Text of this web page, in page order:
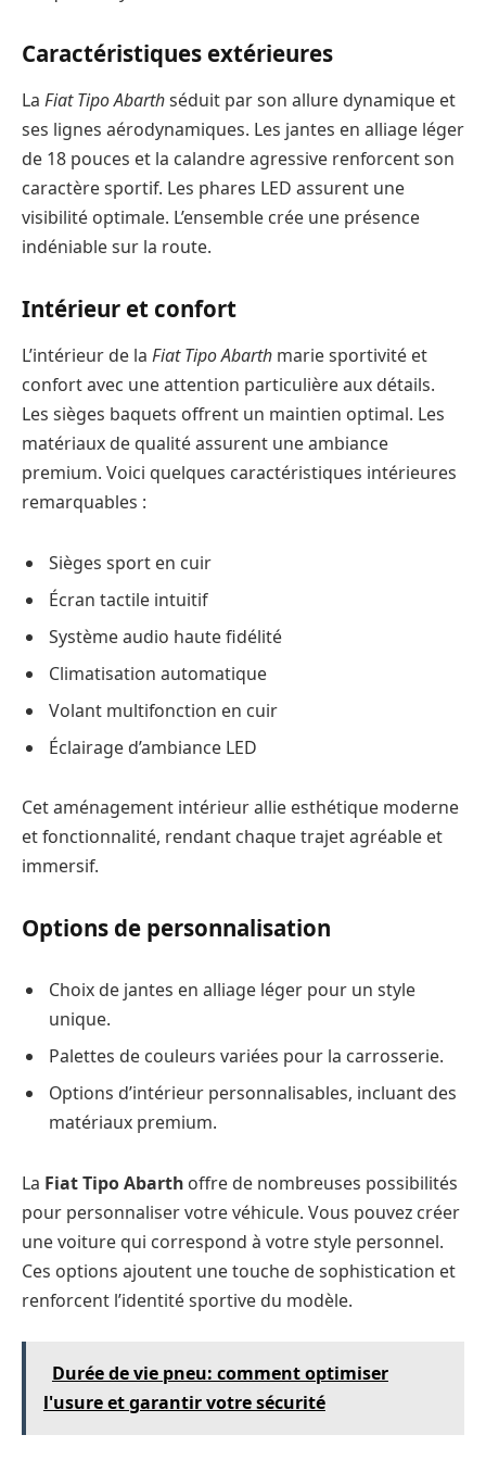
Caractéristiques extérieures
La Fiat Tipo Abarthséduit par son allure dynamique et
ses lignes aérodynamiques. Les jantes en alliage léger
de 18 pouces et la calandre agressive renforcent son
caractère sportif. Les phares LED assurent une
visibilité optimale. L’ensemble crée une présence
indéniable sur la route.
Intérieur et confort
L’intérieur de la Fiat Tipo Abarth marie sportivité et
confort avec une attention particulière aux détails.
Les sièges baquets offrent un maintien optimal. Les
matériaux de qualité assurent une ambiance
premium. Voici quelques caractéristiques intérieures
remarquables :
Sièges sport en cuir
Écran tactile intuitif
Système audio haute fidélité
Climatisation automatique
Volant multifonction en cuir
Éclairage d’ambiance LED
Cet aménagement intérieur allie esthétique moderne
et fonctionnalité, rendant chaque trajet agréable et
immersif.
Options de personnalisation
Choix de jantes en alliage léger pour un style
unique.
Palettes de couleurs variées pour la carrosserie.
Options d’intérieur personnalisables, incluant des
matériaux premium.
La Fiat Tipo Abarth offre de nombreuses possibilités
pour personnaliser votre véhicule. Vous pouvez créer
une voiture qui correspond à votre style personnel.
Ces options ajoutent une touche de sophistication et
renforcent l’identité sportive du modèle.
Durée de vie pneu: comment optimiser
l'usure et garantir votre sécurité